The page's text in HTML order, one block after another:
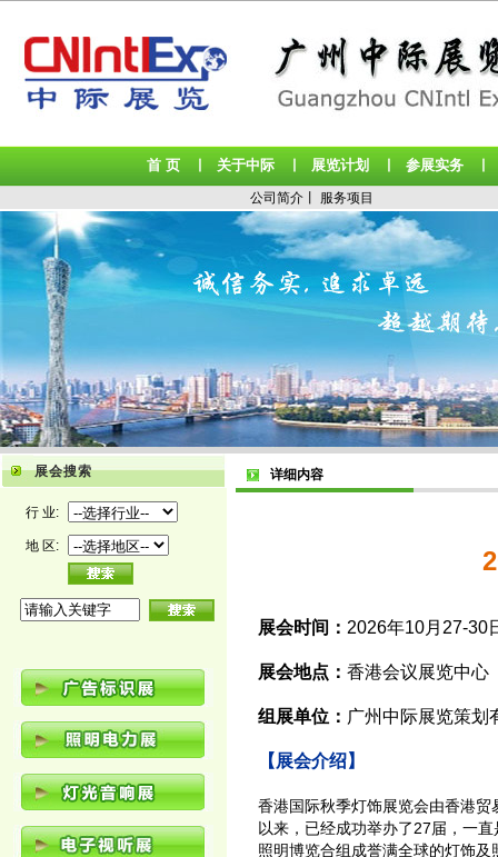
首 页 关于中际丨 展览计划 参展实务
公司简介 服务项目
展会搜索
行 业:
地 区:
详细内容
展会时间： 2026年10月27-30
展会地点： 香港会议展览中心
组展单位： 广州中际展览策划
【展会介绍】
香港国际秋季灯饰展览会由香港
以来，已经成功举办了27届，一
照明博览合组成誉满全球的灯饰